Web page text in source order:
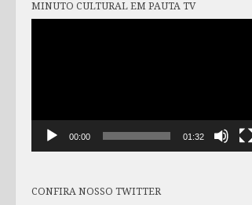
MINUTO CULTURAL EM PAUTA TV
00:00 01:32
CONFIRA NOSSO TWITTER